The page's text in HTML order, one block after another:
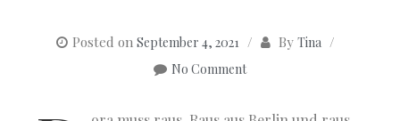
Posted on September 4, 2021 By Tina
No Comment